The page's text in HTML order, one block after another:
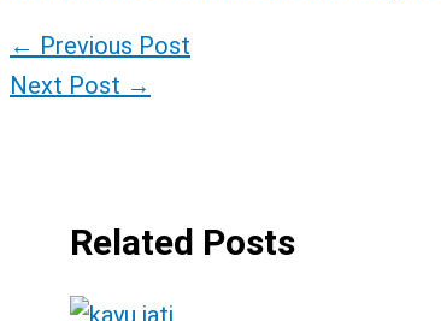
← Previous Post
Next Post →
Related Posts